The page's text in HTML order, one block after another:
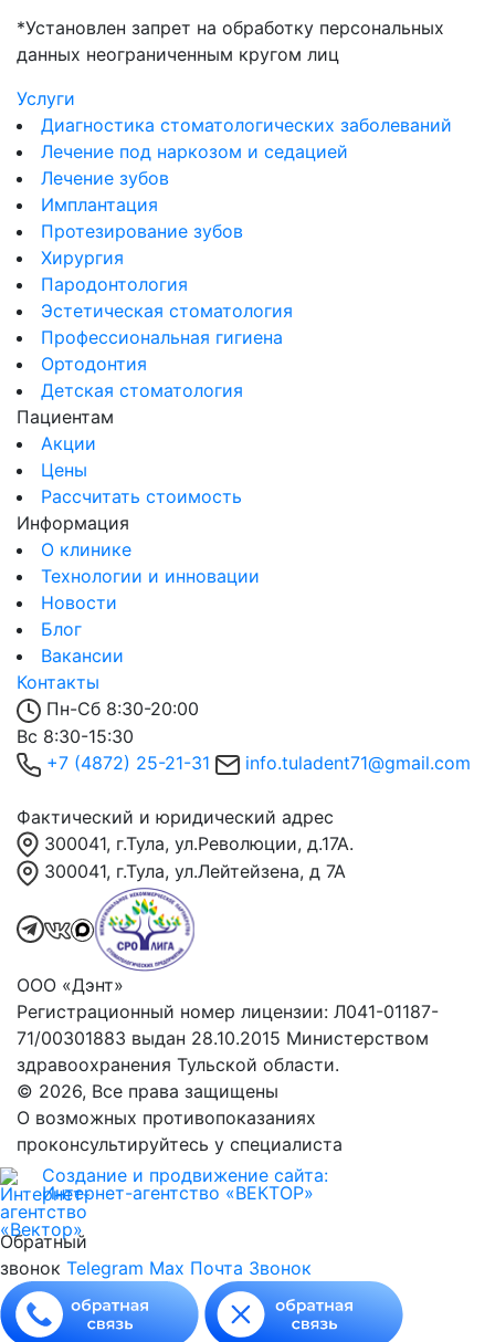
*Установлен запрет на обработку персональных
данных неограниченным кругом лиц
Услуги
Диагностика стоматологических заболеваний
Лечение под наркозом и седацией
Лечение зубов
Имплантация
Протезирование зубов
Хирургия
Пародонтология
Эстетическая стоматология
Профессиональная гигиена
Ортодонтия
Детская стоматология
Пациентам
Акции
Цены
Рассчитать стоимость
Информация
О клинике
Технологии и инновации
Новости
Блог
Вакансии
Контакты
Пн-Сб 8:30-20:00
Вс 8:30-15:30
+7 (4872) 25-21-31
info.tuladent71@gmail.com
Фактический и юридический адрес
300041, г.Тула, ул.Революции, д.17А.
300041, г.Тула, ул.Лейтейзена, д 7А
ООО «Дэнт»
Регистрационный номер лицензии: Л041-01187-
71/00301883 выдан 28.10.2015 Министерством
здравоохранения Тульской области.
© 2026, Все права защищены
О возможных противопоказаниях
проконсультируйтесь у специалиста
Создание и продвижение сайта:
Интернет-агентство «ВЕКТОР»
Обратный
звонок Telegram Max Почта Звонок